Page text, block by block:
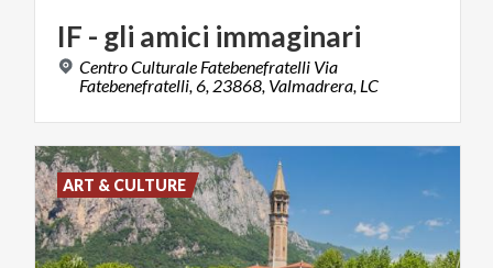
IF - gli amici immaginari
Centro Culturale Fatebenefratelli Via
Fatebenefratelli, 6, 23868, Valmadrera, LC
ART & CULTURE